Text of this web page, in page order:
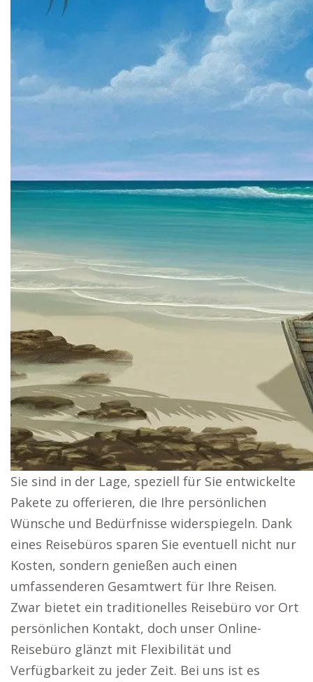
Sie sind in der Lage, speziell für Sie entwickelte
Pakete zu offerieren, die Ihre persönlichen
Wünsche und Bedürfnisse widerspiegeln. Dank
eines Reisebüros sparen Sie eventuell nicht nur
Kosten, sondern genießen auch einen
umfassenderen Gesamtwert für Ihre Reisen.
Zwar bietet ein traditionelles Reisebüro vor Ort
persönlichen Kontakt, doch unser Online-
Reisebüro glänzt mit Flexibilität und
Verfügbarkeit zu jeder Zeit. Bei uns ist es